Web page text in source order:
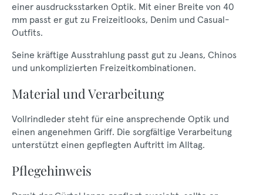
einer ausdrucksstarken Optik. Mit einer Breite von 40
mm passt er gut zu Freizeitlooks, Denim und Casual-
Outfits.
Seine kräftige Ausstrahlung passt gut zu Jeans, Chinos
und unkomplizierten Freizeitkombinationen.
Material und Verarbeitung
Vollrindleder steht für eine ansprechende Optik und
einen angenehmen Griff. Die sorgfältige Verarbeitung
unterstützt einen gepflegten Auftritt im Alltag.
Pflegehinweis